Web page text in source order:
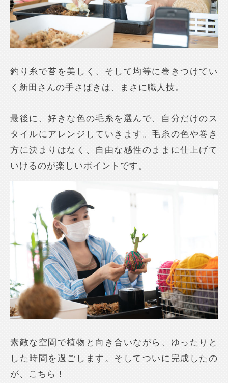
釣り糸で苔を美しく、そして均等に巻きつけてい
く新田さんの手さばきは、まさに職人技。
最後に、好きな色の毛糸を選んで、自分だけのス
タイルにアレンジしていきます。毛糸の色や巻き
方に決まりはなく、自由な感性のままに仕上げて
いけるのが楽しいポイントです。
素敵な空間で植物と向き合いながら、ゆったりと
した時間を過ごします。そしてついに完成したの
が、こちら！